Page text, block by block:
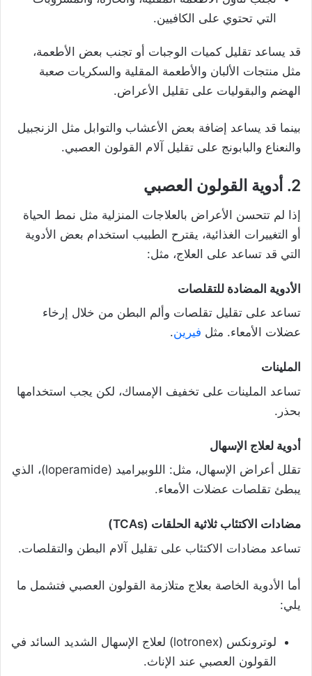
التي تحتوي على الكافيين.
قد يساعد تقليل كميات الوجبات أو تجنب بعض الأطعمة،
مثل منتجات الألبان والأطعمة المقلية والسكريات صعبة
الهضم والبقوليات على تقليل الأعراض.
بينما قد يساعد إضافة بعض الأعشاب والتوابل مثل الزنجبيل
والنعناع والبابونج على تقليل آلام القولون العصبي.
2. أدوية القولون العصبي
إذا لم تتحسن الأعراض بالعلاجات المنزلية مثل نمط الحياة
أو التغييرات الغذائية، يقترح الطبيب استخدام بعض الأدوية
التي قد تساعد على العلاج، مثل:
الأدوية المضادة للتقلصات
تساعد على تقليل تقلصات وألم البطن من خلال إرخاء
عضلات الأمعاء. مثل فيرين.
الملينات
تساعد الملينات على تخفيف الإمساك، لكن يجب استخدامها
بحذر.
أدوية لعلاج الإسهال
تقلل أعراض الإسهال، مثل: اللوبيراميد (loperamide)، الذي
يبطئ تقلصات عضلات الأمعاء.
مضادات الاكتئاب ثلاثية الحلقات (TCAs)
تساعد مضادات الاكتئاب على تقليل آلام البطن والتقلصات.
أما الأدوية الخاصة بعلاج متلازمة القولون العصبي فتشمل ما
يلي:
لوترونكس (lotronex) لعلاج الإسهال الشديد السائد في
القولون العصبي عند الإناث.